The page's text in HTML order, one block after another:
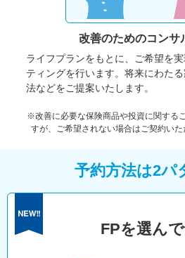
改善のためのコンサ
ライフプランをもとに、ご希望を
ティングを行います。将来にわた
法などをご提案いたします。
※改善に必要な保険商品や投資に関する
すが、ご希望されない場合はご契約いた
予約方法は2パ
FPを選ん